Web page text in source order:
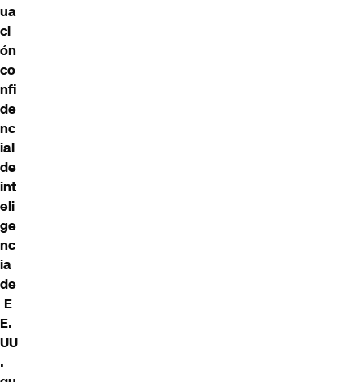
ua
ci
ón
co
nfi
de
nc
ial
de
int
eli
ge
nc
ia
de
E
E.
UU
.